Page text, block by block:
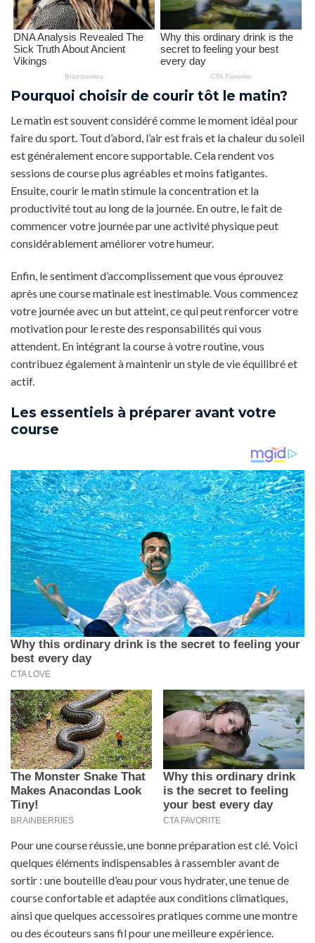
Pourquoi choisir de courir tôt le matin?
Le matin est souvent considéré comme le moment idéal pour
faire du sport. Tout d’abord, l’air est frais et la chaleur du soleil
est généralement encore supportable. Cela rendent vos
sessions de course plus agréables et moins fatigantes.
Ensuite, courir le matin stimule la concentration et la
productivité tout au long de la journée. En outre, le fait de
commencer votre journée par une activité physique peut
considérablement améliorer votre humeur.
Enfin, le sentiment d’accomplissement que vous éprouvez
après une course matinale est inestimable. Vous commencez
votre journée avec un but atteint, ce qui peut renforcer votre
motivation pour le reste des responsabilités qui vous
attendent. En intégrant la course à votre routine, vous
contribuez également à maintenir un style de vie équilibré et
actif.
Les essentiels à préparer avant votre
course
Pour une course réussie, une bonne préparation est clé. Voici
quelques éléments indispensables à rassembler avant de
sortir : une bouteille d’eau pour vous hydrater, une tenue de
course confortable et adaptée aux conditions climatiques,
ainsi que quelques accessoires pratiques comme une montre
ou des écouteurs sans fil pour une meilleure expérience.